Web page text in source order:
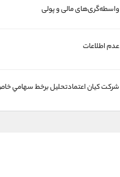
واسطه‌گری‌های مالی و پولی
عدم اطلاعات
شركت كيان اعتمادتحليل برخط سهامي خاص